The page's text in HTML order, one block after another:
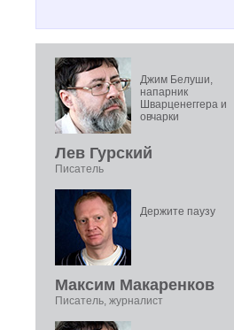
Джим Белуши,
напарник
Шварценеггера и
овчарки
Лев Гурский
Писатель
Держите паузу
Максим Макаренков
Писатель, журналист